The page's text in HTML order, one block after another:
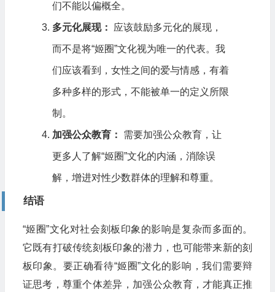
们不能以偏概全。
多元化展现： 应该鼓励多元化的展现，
而不是将“姬圈”文化视为唯一的代表。我
们应该看到，女性之间的爱与情感，有着
多种多样的形式，不能被单一的定义所限
制。
加强公众教育： 需要加强公众教育，让
更多人了解“姬圈”文化的内涵，消除误
解，增进对性少数群体的理解和尊重。
结语
“姬圈”文化对社会刻板印象的影响是复杂而多面的。
它既有打破传统刻板印象的潜力，也可能带来新的刻
板印象。要正确看待“姬圈”文化的影响，我们需要辩
证思考，尊重个体差异，加强公众教育，才能真正推